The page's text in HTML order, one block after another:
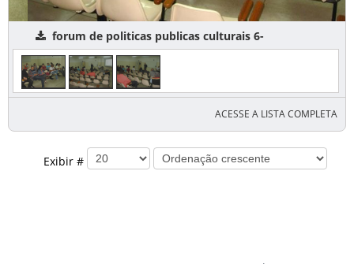
forum de politicas publicas culturais 6-
ACESSE A LISTA COMPLETA
Exibir #